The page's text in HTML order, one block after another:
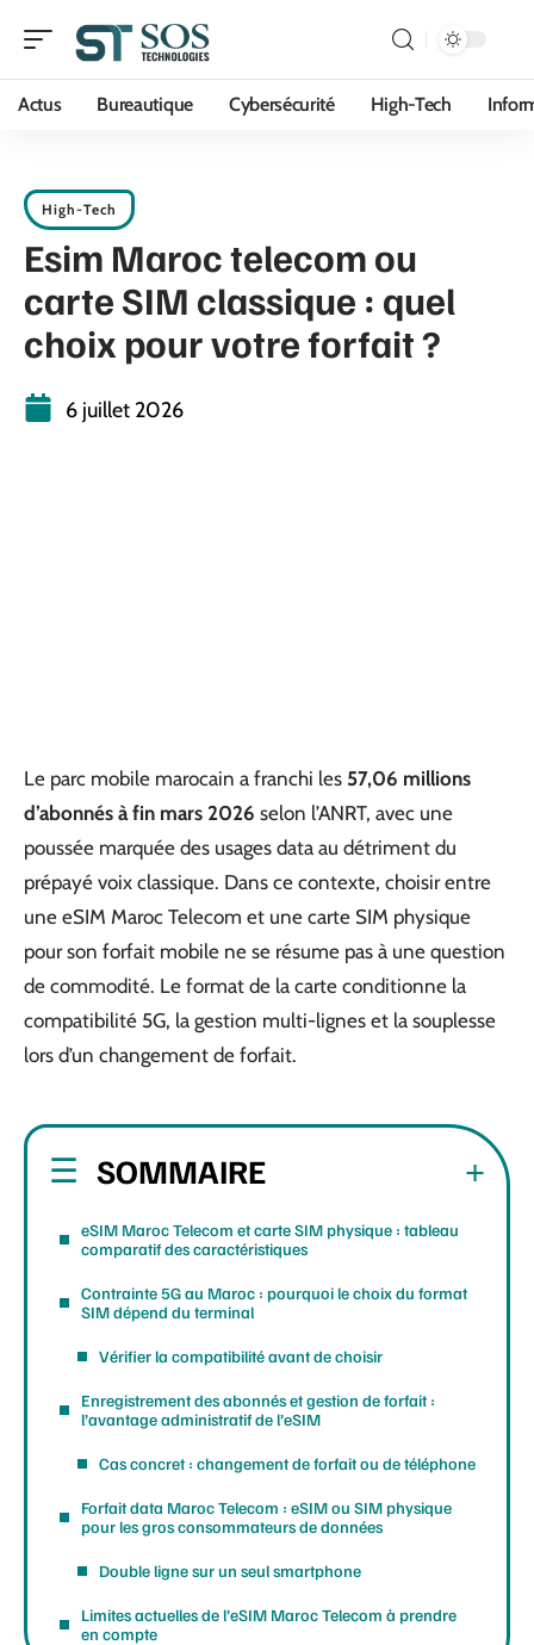
Actus Bureautique Cybersécurité High-Tech
High-Tech
Esim Maroc telecom ou
carte SIM classique : quel
choix pour votre forfait ?
6 juillet 2026
Le parc mobile marocain a franchi les 57,06 millions
d’abonnés à fin mars 2026 selon l’ANRT, avec une
poussée marquée des usages data au détriment du
prépayé voix classique. Dans ce contexte, choisir entre
une eSIM Maroc Telecom et une carte SIM physique
pour son forfait mobile ne se résume pas à une question
de commodité. Le format de la carte conditionne la
compatibilité 5G, la gestion multi-lignes et la souplesse
lors d’un changement de forfait.
SOMMAIRE
eSIM Maroc Telecom et carte SIM physique : tableau
comparatif des caractéristiques
Contrainte 5G au Maroc : pourquoi le choix du format
SIM dépend du terminal
Vérifier la compatibilité avant de choisir
Enregistrement des abonnés et gestion de forfait :
l’avantage administratif de l’eSIM
Cas concret : changement de forfait ou de téléphone
Forfait data Maroc Telecom : eSIM ou SIM physique
pour les gros consommateurs de données
Double ligne sur un seul smartphone
Limites actuelles de l’eSIM Maroc Telecom à prendre
en compte